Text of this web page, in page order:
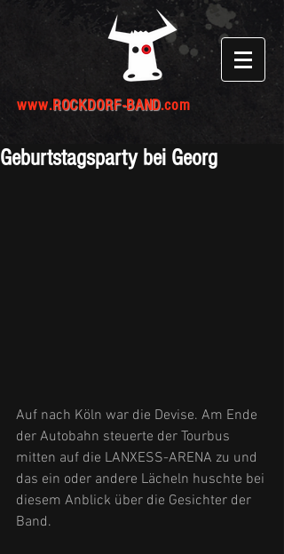
www.ROCKDORF-BAND.com
Geburtstagsparty bei Georg
Auf nach Köln war die Devise. Am Ende
der Autobahn steuerte der Tourbus
mitten auf die LANXESS-ARENA zu und
das ein oder andere Lächeln huschte bei
diesem Anblick über die Gesichter der
Band.